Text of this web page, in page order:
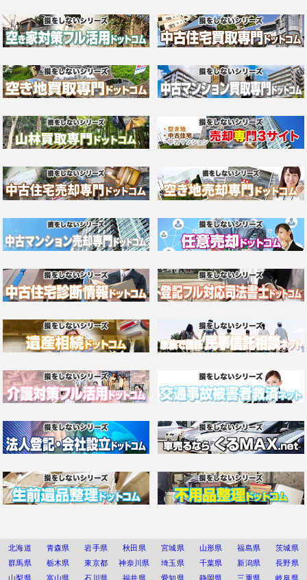
北海道 青森県 岩手県 秋田県 宮城県 山形県 福島県
茨城県
群馬県
栃木県 東京都 神奈川県 埼玉県 千葉県 新潟県
長野県
山梨県
富山県 石川県 福井県 愛知県 静岡県 三重県 岐阜県